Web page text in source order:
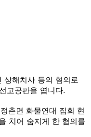
상해치사 등의 혐의로
고공판을 엽니다.
촌면 화물연대 집회 현
치어 숨지게 한 혐의를